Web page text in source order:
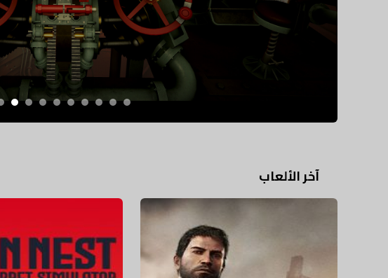
آخر الألعاب